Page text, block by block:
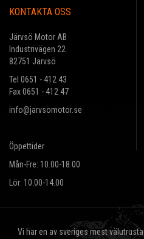
KONTAKTA OSS
Järvsö Motor AB
Industrivägen 22
82751 Järvsö
Tel 0651 - 412 43
Fax 0651 - 412 47
info@jarvsomotor.se
Öppettider
Mån-Fre: 10.00-18.00
Lör: 10.00-14.00
Vi har en av sveriges mest